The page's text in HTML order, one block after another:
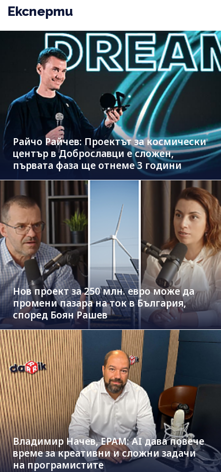
Експерти
Райчо Райчев: Проектът за космически
център в Доброславци е сложен,
първата фаза ще отнеме 3 години
Нов проект за 250 млн. евро може да
промени пазара на ток в България,
според Боян Рашев
Владимир Начев, EPAM: AI дава повече
време за креативни и сложни задачи
на програмистите